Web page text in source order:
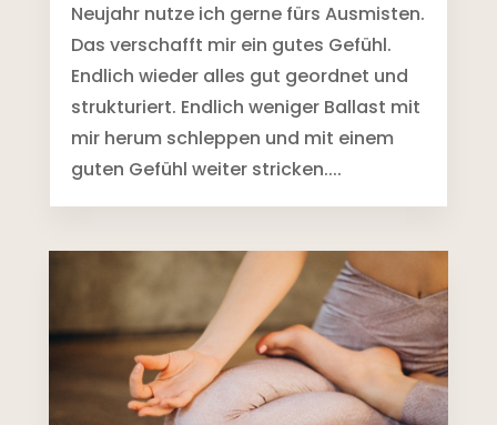
Neujahr nutze ich gerne fürs Ausmisten.
Das verschafft mir ein gutes Gefühl.
Endlich wieder alles gut geordnet und
strukturiert. Endlich weniger Ballast mit
mir herum schleppen und mit einem
guten Gefühl weiter stricken....